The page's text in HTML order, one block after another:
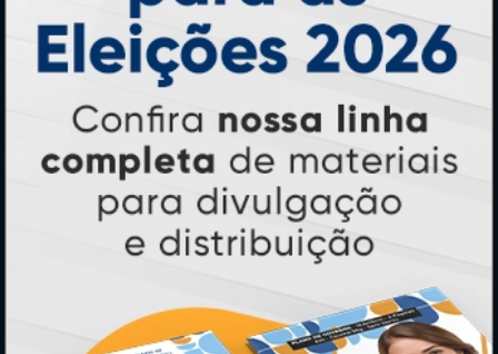
* Pagamento com cartão de crédito terá valor adicional.
*** Nota fiscal sujeita a emissão de acordo com prestador de
serviço, conforme legislação pertinente.
PARTICIPE
SEGURANÇA